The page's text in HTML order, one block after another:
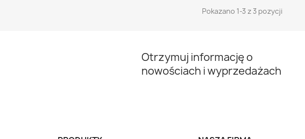
Pokazano 1-3 z 3 pozycji
Otrzymuj informację o
nowościach i wyprzedażach